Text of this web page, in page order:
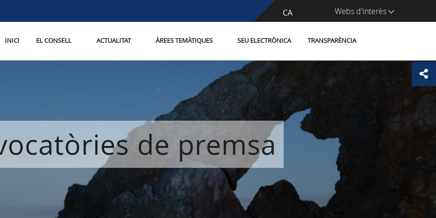
CA
ES Webs d'interès
INICI EL CONSELL ACTUALITAT ÀREES TEMÀTIQUES SEU ELECTRÒNICA TRANSPARÈNCIA
de premsa